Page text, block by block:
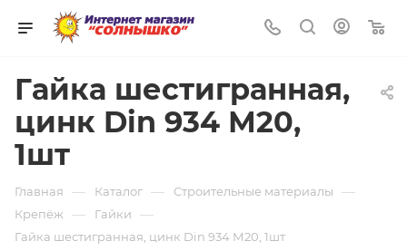
Гайка шестигранная,
цинк Din 934 М20,
1шт
Главная — Каталог — Строительные материалы —
Крепёж — Гайки —
Гайка шестигранная, цинк Din 934 М20, 1шт